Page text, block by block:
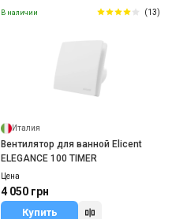
В наличии (13)
Италия
Вентилятор для ванной Elicent
ELEGANCE 100 TIMER
Цена
4 050 грн
Купить